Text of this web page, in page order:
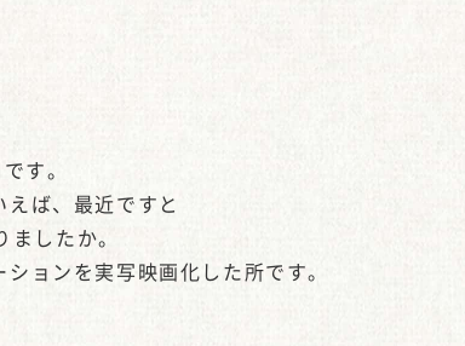
す。
ば、最近ですと
したか。
ョンを実写映画化した所です。